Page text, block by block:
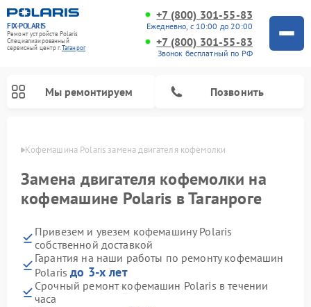
FIX-POLARIS
Ремонт устройств Polaris
Специализированный
cервисный центр г.Таганрог
+7 (800) 301-55-83
Ежедневно, с 10:00 до 20:00
+7 (800) 301-55-83
Звонок бесплатный по РФ
Мы ремонтируем Позвонить
Кофемашина Polaris замена двигателя кофемолки
Замена двигателя кофемолки на
кофемашине Polaris в Таганроге
Привезем и увезем кофемашину Polaris
собственной доставкой
Гарантия на наши работы по ремонту кофемашин
Polarisдо 3-х лет
Срочный ремонт кофемашин Polaris в течении
часа